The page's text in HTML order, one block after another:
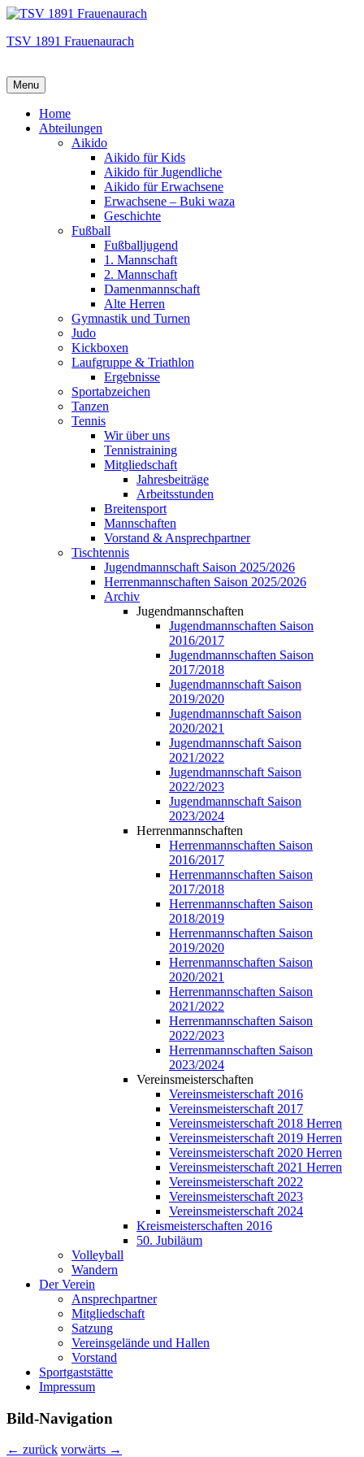
TSV 1891 Frauenaurach
Menu
Hauptmenü
Home
Abteilungen
Aikido
Aikido für Kids
Aikido für Jugendliche
Aikido für Erwachsene
Erwachsene – Buki waza
Geschichte
Fußball
Fußballjugend
1. Mannschaft
2. Mannschaft
Damenmannschaft
Alte Herren
Gymnastik und Turnen
Judo
Kickboxen
Laufgruppe & Triathlon
Ergebnisse
Sportabzeichen
Tanzen
Tennis
Wir über uns
Tennistraining
Mitgliedschaft
Jahresbeiträge
Arbeitsstunden
Breitensport
Mannschaften
Vorstand & Ansprechpartner
Tischtennis
Jugendmannschaft Saison 2025/2026
Herrenmannschaften Saison 2025/2026
Archiv
Jugendmannschaften
Jugendmannschaften Saison
2016/2017
Jugendmannschaften Saison
2017/2018
Jugendmannschaft Saison
2019/2020
Jugendmannschaft Saison
2020/2021
Jugendmannschaft Saison
2021/2022
Jugendmannschaft Saison
2022/2023
Jugendmannschaft Saison
2023/2024
Herrenmannschaften
Herrenmannschaften Saison
2016/2017
Herrenmannschaften Saison
2017/2018
Herrenmannschaften Saison
2018/2019
Herrenmannschaften Saison
2019/2020
Herrenmannschaften Saison
2020/2021
Herrenmannschaften Saison
2021/2022
Herrenmannschaften Saison
2022/2023
Herrenmannschaften Saison
2023/2024
Vereinsmeisterschaften
Vereinsmeisterschaft 2016
Vereinsmeisterschaft 2017
Vereinsmeisterschaft 2018 Herren
Vereinsmeisterschaft 2019 Herren
Vereinsmeisterschaft 2020 Herren
Vereinsmeisterschaft 2021 Herren
Vereinsmeisterschaft 2022
Vereinsmeisterschaft 2023
Vereinsmeisterschaft 2024
Kreismeisterschaften 2016
50. Jubiläum
Volleyball
Wandern
Der Verein
Ansprechpartner
Mitgliedschaft
Satzung
Vereinsgelände und Hallen
Vorstand
Sportgaststätte
Impressum
Bild-Navigation
← zurück vorwärts →